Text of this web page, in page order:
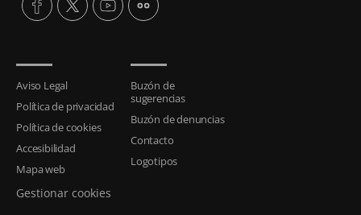
Aviso Legal
Política de privacidad
Política de cookies
Accesibilidad
Mapa web
Gestionar cookies
Buzón de
sugerencias
Buzón de denuncias
Contacto
Logotipos